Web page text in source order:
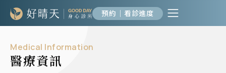
預約｜看診進度
Medical Information
醫療資訊